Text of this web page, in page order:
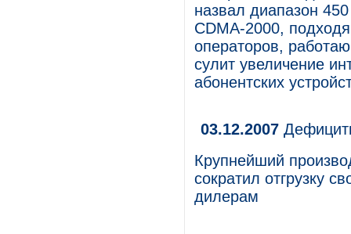
назвал диапазон
CDMA-2000,
операторов,
сулит увеличение
абонентских
03.12.2007
Крупнейший
сократил отгрузку
дилерам